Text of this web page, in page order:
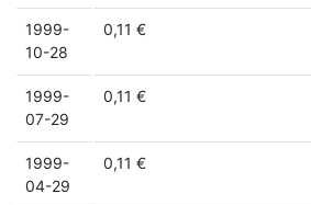
1999-
10-28
0,11 €
1999-
07-29
0,11 €
1999-
04-29
0,11 €